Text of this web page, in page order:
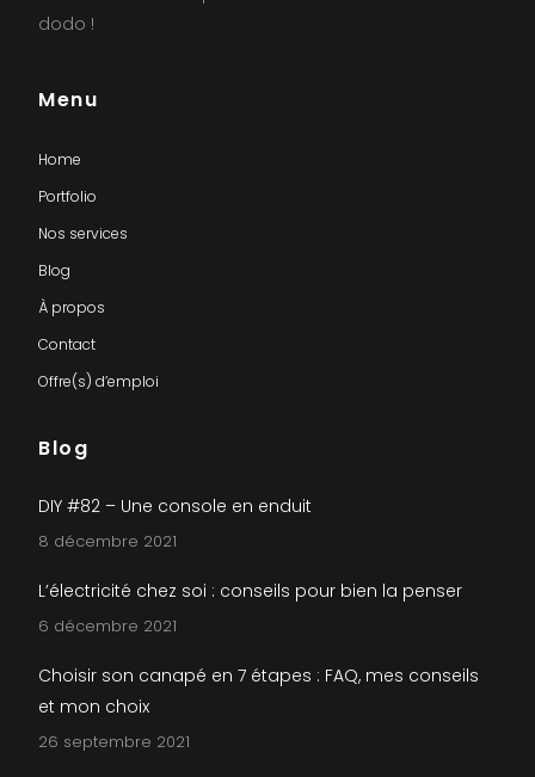
dodo !
Menu
Home
Portfolio
Nos services
Blog
À propos
Contact
Offre(s) d’emploi
Blog
DIY #82 – Une console en enduit
8 décembre 2021
L’électricité chez soi : conseils pour bien la penser
6 décembre 2021
Choisir son canapé en 7 étapes : FAQ, mes conseils
et mon choix
26 septembre 2021